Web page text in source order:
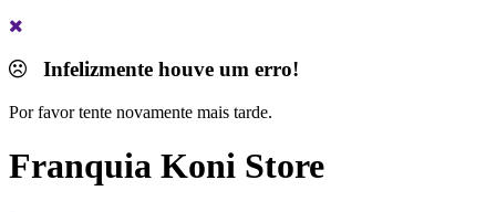
Infelizmente houve um erro!
Por favor tente novamente mais tarde.
Franquia Koni Store